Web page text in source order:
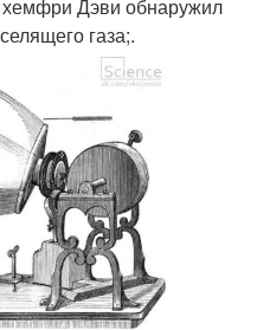
хемфри Дэви обнаружил
газа;.